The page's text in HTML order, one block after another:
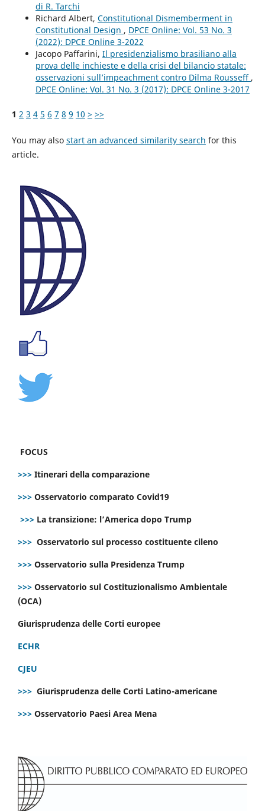
di R. Tarchi
Richard Albert, Constitutional Dismemberment in
Constitutional Design , DPCE Online: Vol. 53 No. 3
(2022): DPCE Online 3-2022
Jacopo Paffarini, Il presidenzialismo brasiliano alla
prova delle inchieste e della crisi del bilancio statale:
osservazioni sull’impeachment contro Dilma Rousseff ,
DPCE Online: Vol. 31 No. 3 (2017): DPCE Online 3-2017
1 2 3 4 5 6 7 8 9 10 > >>
You may also start an advanced similarity search for this
article.
FOCUS
>>> Itinerari della comparazione
>>> Osservatorio comparato Covid19
>>> La transizione: l’America dopo Trump
>>> Osservatorio sul processo costituente cileno
>>> Osservatorio sulla Presidenza Trump
>>> Osservatorio sul Costituzionalismo Ambientale
(OCA)
Giurisprudenza delle Corti europee
ECHR
CJEU
>>> Giurisprudenza delle Corti Latino-americane
>>> Osservatorio Paesi Area Mena